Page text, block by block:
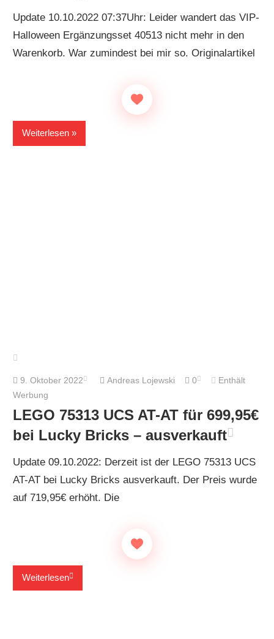
Update 10.10.2022 07:37Uhr: Leider wandert das VIP-
Halloween Ergänzungsset 40513 nicht mehr in den
Warenkorb. War zumindest bei mir so. Originalartikel
Weiterlesen
9. Oktober 2022 Andreas Lojewski 0
Enthält
Werbung
LEGO 75313 UCS AT-AT für 699,95€
bei Lucky Bricks – ausverkauft
Update 09.10.2022: Derzeit ist der LEGO 75313 UCS
AT-AT bei Lucky Bricks ausverkauft. Der Preis wurde
auf 719,95€ erhöht. Die
Weiterlesen